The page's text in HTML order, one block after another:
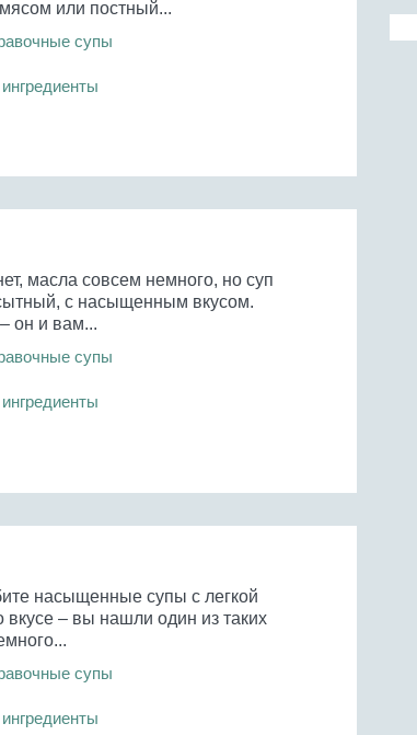
или постный...
супы
масла совсем немного, но суп
с насыщенным вкусом.
он и вам...
супы
насыщенные супы с легкой
вкусе – вы нашли один из таких
супы